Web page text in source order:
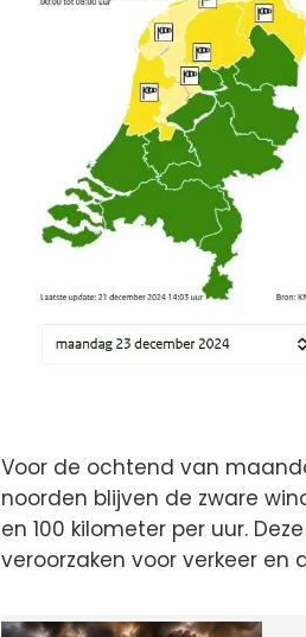
Voor de ochtend van
noorden blijven de zware
en 100 kilometer per uur. Deze
veroorzaken voor verkeer